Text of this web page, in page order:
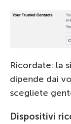
Ricordate: la
dipende dai
scegliete
Dispositivi